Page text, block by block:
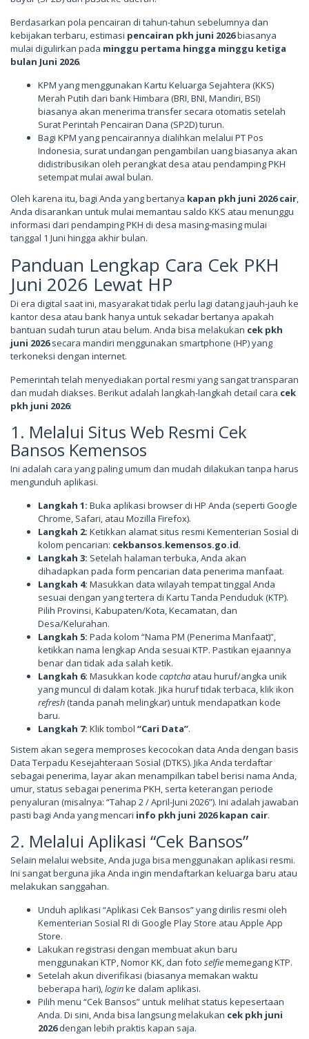
Berdasarkan pola pencairan di tahun-tahun sebelumnya dan
kebijakan terbaru, estimasi pencairan pkh juni 2026biasanya
mulai digulirkan pada minggu pertama hingga minggu ketiga
bulan Juni 2026.
KPM yang menggunakan Kartu Keluarga Sejahtera (KKS)
Merah Putih dari bank Himbara (BRI, BNI, Mandiri, BSI)
biasanya akan menerima transfer secara otomatis setelah
Surat Perintah Pencairan Dana (SP2D) turun.
Bagi KPM yang pencairannya dialihkan melalui PT Pos
Indonesia, surat undangan pengambilan uang biasanya akan
didistribusikan oleh perangkat desa atau pendamping PKH
setempat mulai awal bulan.
Oleh karena itu, bagi Anda yang bertanya kapan pkh juni 2026 cair
Anda disarankan untuk mulai memantau saldo KKS atau menunggu
informasi dari pendamping PKH di desa masing-masing mulai
tanggal 1 Juni hingga akhir bulan.
Panduan Lengkap Cara Cek PKH
Juni 2026 Lewat HP
Di era digital saat ini, masyarakat tidak perlu lagi datang jauh-jauh ke
kantor desa atau bank hanya untuk sekadar bertanya apakah
bantuan sudah turun atau belum. Anda bisa melakukan cek pkh
juni 2026secara mandiri menggunakan smartphone (HP) yang
terkoneksi dengan internet.
Pemerintah telah menyediakan portal resmi yang sangat transparan
dan mudah diakses. Berikut adalah langkah-langkah detail cara cek
pkh juni 2026:
1. Melalui Situs Web Resmi Cek
Bansos Kemensos
Ini adalah cara yang paling umum dan mudah dilakukan tanpa harus
mengunduh aplikasi.
Langkah 1: Buka aplikasi browser di HP Anda (seperti Google
Chrome, Safari, atau Mozilla Firefox).
Langkah 2: Ketikkan alamat situs resmi Kementerian Sosial di
kolom pencarian: cekbansos.kemensos.go.id.
Langkah 3: Setelah halaman terbuka, Anda akan
dihadapkan pada form pencarian data penerima manfaat.
Langkah 4: Masukkan data wilayah tempat tinggal Anda
sesuai dengan yang tertera di Kartu Tanda Penduduk (KTP).
Pilih Provinsi, Kabupaten/Kota, Kecamatan, dan
Desa/Kelurahan.
Langkah 5: Pada kolom “Nama PM (Penerima Manfaat)”,
ketikkan nama lengkap Anda sesuai KTP. Pastikan ejaannya
benar dan tidak ada salah ketik.
Langkah 6: Masukkan kode captcha atau huruf/angka unik
yang muncul di dalam kotak. Jika huruf tidak terbaca, klik ikon
refresh(tanda panah melingkar) untuk mendapatkan kode
baru.
Langkah 7: Klik tombol “Cari Data”.
Sistem akan segera memproses kecocokan data Anda dengan basis
Data Terpadu Kesejahteraan Sosial (DTKS). Jika Anda terdaftar
sebagai penerima, layar akan menampilkan tabel berisi nama Anda,
umur, status sebagai penerima PKH, serta keterangan periode
penyaluran (misalnya: “Tahap 2 / April-Juni 2026”). Ini adalah jawaban
pasti bagi Anda yang mencari info pkh juni 2026 kapan cair.
2. Melalui Aplikasi “Cek Bansos”
Selain melalui website, Anda juga bisa menggunakan aplikasi resmi.
Ini sangat berguna jika Anda ingin mendaftarkan keluarga baru atau
melakukan sanggahan.
Unduh aplikasi “Aplikasi Cek Bansos” yang dirilis resmi oleh
Kementerian Sosial RI di Google Play Store atau Apple App
Store.
Lakukan registrasi dengan membuat akun baru
menggunakan KTP, Nomor KK, dan foto selfiememegang KTP.
Setelah akun diverifikasi (biasanya memakan waktu
beberapa hari),loginke dalam aplikasi.
Pilih menu “Cek Bansos” untuk melihat status kepesertaan
Anda. Di sini, Anda bisa langsung melakukan cek pkh juni
2026dengan lebih praktis kapan saja.